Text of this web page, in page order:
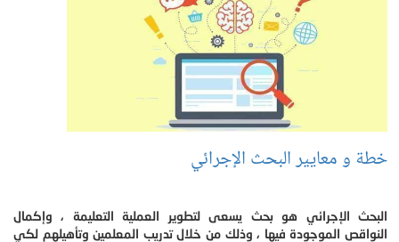
خطة و معايير البحث الإجرائي
البحث الإجرائي هو بحث يسعى لتطوير العملية التعليمة ، وإكمال
النواقص الموجودة فيها ، وذلك من خلال تدريب المعلمين وتأهيلهم لكي